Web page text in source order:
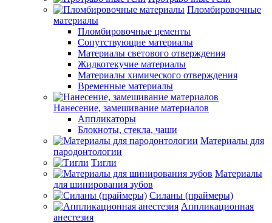
Пломбировочные
материалы
Пломбировочные цементы
Сопутствующие материалы
Материалы светового отверждения
Жидкотекучие материалы
Материалы химического отверждения
Временные материалы
Нанесение, замешивание материалов
Аппликаторы
Блокноты, стекла, чаши
Материалы для
пародонтологии
Тигли
Материалы
для шинирования зубов
Силаны (праймеры)
Аппликационная
анестезия